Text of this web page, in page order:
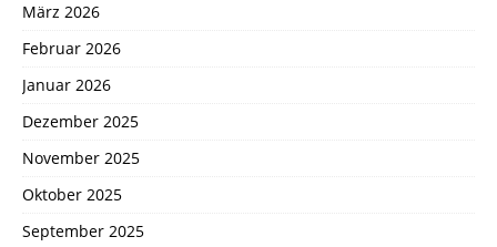
März 2026
Februar 2026
Januar 2026
Dezember 2025
November 2025
Oktober 2025
September 2025